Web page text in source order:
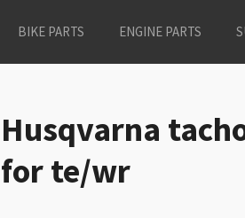
BIKE PARTS ENGINE PARTS
Husqvarna
for te/wr